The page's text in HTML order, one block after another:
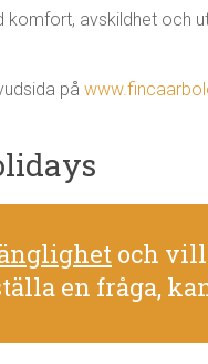
avskildhet och
på
och
en fråga,